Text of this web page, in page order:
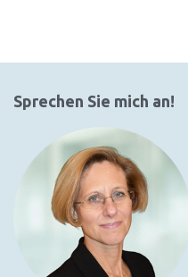
Sprechen Sie mich an!